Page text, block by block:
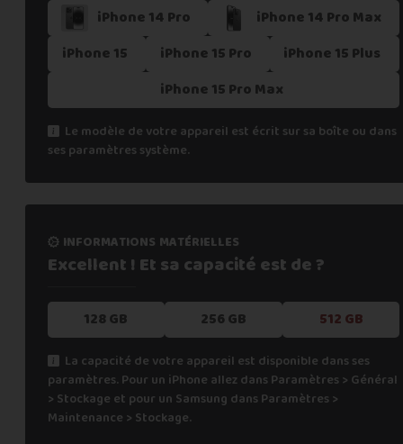
iPhone 14 Pro
iPhone 14 Pro Max
iPhone 15
iPhone 15 Pro
iPhone 15 Plus
iPhone 15 Pro Max
Le modèle de votre appareil est écrit sur sa boîte ou dans
ses paramètres système.
informations matérielles
Excellent ! Et sa capacitéest de ?
128 GB 256 GB 512 GB
La capacité de votre appareil est disponible dans ses
paramètres. Pour un iPhone allez dans Paramètres > Général
> Stockage et pour un Samsung dans Paramètres >
Maintenance > Stockage.